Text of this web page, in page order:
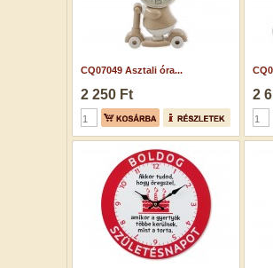
CQ07049 Asztali óra...
2 250 Ft 2